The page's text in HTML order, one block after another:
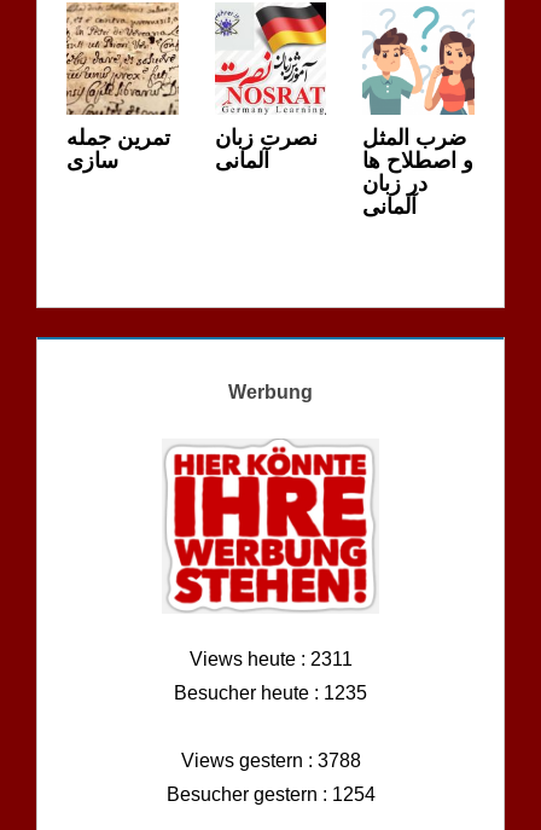
تمرین جمله
سازی
نصرت زبان
آلمانی
ضرب المثل
و اصطلاح ها
در زبان
آلمانی
Werbung
Views heute : 2311
Besucher heute : 1235
Views gestern : 3788
Besucher gestern : 1254